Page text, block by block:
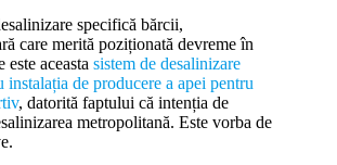
specifică bărcii,
care merită poziționată devreme în
este aceasta sistem de desalinizare
instalația de producere a apei pentru
, datorită faptului că intenția de
metropolitană. Este vorba de